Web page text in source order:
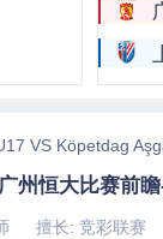
VS Köpetdag
州恒大比赛前
擅长: 竞彩联赛